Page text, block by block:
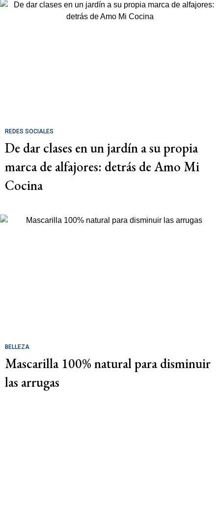
REDES SOCIALES
De dar clases en un jardín a su propia
marca de alfajores: detrás de Amo Mi
Cocina
BELLEZA
Mascarilla 100% natural para disminuir
las arrugas